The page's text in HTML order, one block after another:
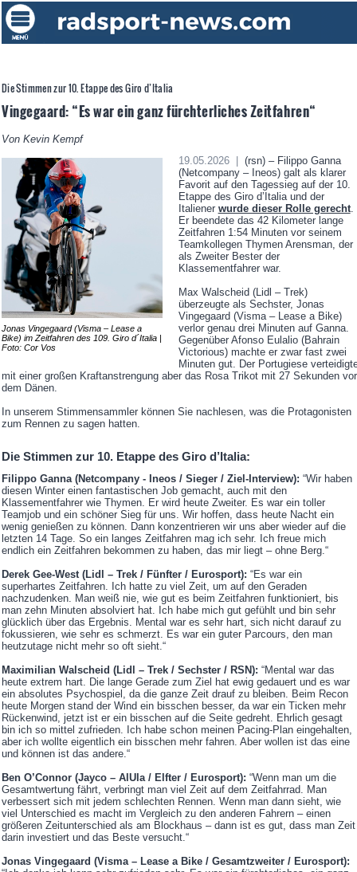
Die Stimmen zur 10. Etappe des Giro d’Italia
Vingegaard: “Es war ein ganz fürchterliches Zeitfahren“
Von Kevin Kempf
Jonas Vingegaard (Visma – Lease a
Bike) im Zeitfahren des 109. Giro d´Italia |
Foto: Cor Vos
19.05.2026 |
(rsn) – Filippo Ganna
(Netcompany – Ineos) galt als klarer
Favorit auf den Tagessieg auf der 10.
Etappe des Giro d’Italia und der
Italiener wurde dieser Rolle gerecht.
Er beendete das 42 Kilometer lange
Zeitfahren 1:54 Minuten vor seinem
Teamkollegen Thymen Arensman, der
als Zweiter Bester der
Klassementfahrer war.
Max Walscheid (Lidl – Trek)
überzeugte als Sechster, Jonas
Vingegaard (Visma – Lease a Bike)
verlor genau drei Minuten auf Ganna.
Gegenüber Afonso Eulalio (Bahrain
Victorious) machte er zwar fast zwei
Minuten gut. Der Portugiese
mit einer großen Kraftanstrengung aber das Rosa Trikot mit 27 Sekunden vor
dem Dänen.
In unserem Stimmensammler können Sie nachlesen, was die Protagonisten
zum Rennen zu sagen hatten.
Die Stimmen zur 10. Etappe des Giro d’Italia:
Filippo Ganna (Netcompany - Ineos / Sieger / Ziel-Interview): “Wir haben
diesen Winter einen fantastischen Job gemacht, auch mit den
Klassementfahrer wie Thymen. Er wird heute Zweiter. Es war ein toller
Teamjob und ein schöner Sieg für uns. Wir hoffen, dass heute Nacht ein
wenig genießen zu können. Dann konzentrieren wir uns aber wieder auf die
letzten 14 Tage. So ein langes Zeitfahren mag ich sehr. Ich freue mich
endlich ein Zeitfahren bekommen zu haben, das mir liegt – ohne Berg.“
Derek Gee-West (Lidl – Trek / Fünfter / Eurosport): “Es war ein
superhartes Zeitfahren. Ich hatte zu viel Zeit, um auf den Geraden
nachzudenken. Man weiß nie, wie gut es beim Zeitfahren funktioniert, bis
man zehn Minuten absolviert hat. Ich habe mich gut gefühlt und bin sehr
glücklich über das Ergebnis. Mental war es sehr hart, sich nicht darauf zu
fokussieren, wie sehr es schmerzt. Es war ein guter Parcours, den man
heutzutage nicht mehr so oft sieht.“
Maximilian Walscheid (Lidl – Trek / Sechster / RSN): “Mental war das
heute extrem hart. Die lange Gerade zum Ziel hat ewig gedauert und es war
ein absolutes Psychospiel, da die ganze Zeit drauf zu bleiben. Beim Recon
heute Morgen stand der Wind ein bisschen besser, da war ein Ticken mehr
Rückenwind, jetzt ist er ein bisschen auf die Seite gedreht. Ehrlich gesagt
bin ich so mittel zufrieden. Ich habe schon meinen Pacing-Plan eingehalten,
aber ich wollte eigentlich ein bisschen mehr fahren. Aber wollen ist das eine
und können ist das andere.“
Ben O’Connor (Jayco – AlUla / Elfter / Eurosport): “Wenn man um die
Gesamtwertung fährt, verbringt man viel Zeit auf dem Zeitfahrrad. Man
verbessert sich mit jedem schlechten Rennen. Wenn man dann sieht, wie
viel Unterschied es macht im Vergleich zu den anderen Fahrern – einen
größeren Zeitunterschied als am Blockhaus – dann ist es gut, dass man Zeit
darin investiert und das Beste versucht.“
Jonas Vingegaard (Visma – Lease a Bike / Gesamtzweiter / Eurosport):